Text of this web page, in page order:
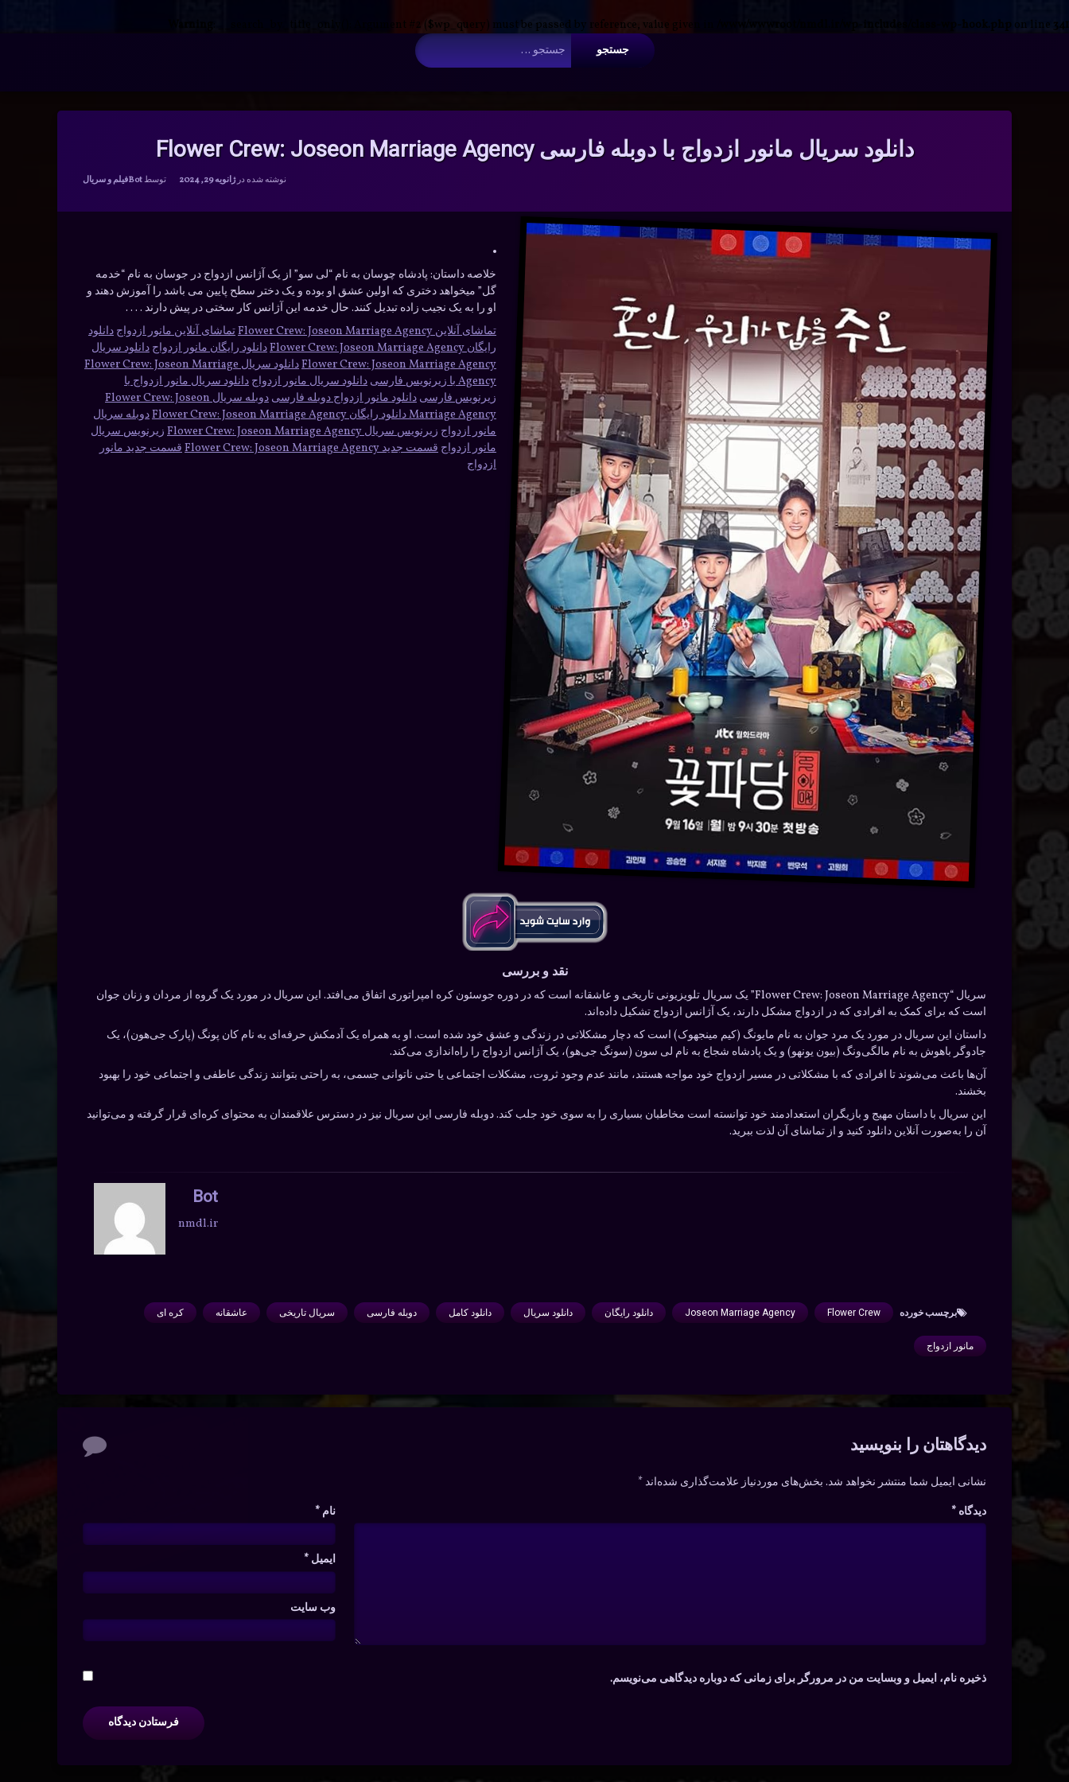
: __search_by_title_only(): Argument #2 ($wp_query) must be passed by reference, value given in /www/wwwroot/nmdl.ir/wp-includes/class-wp-hook.php on line 341
جستجو برای:
دانلود سریال مانور ازدواج با دوبله فارسی Flower Crew: Joseon Marriage Agency
نوشته شده درژانویه 29, 2024 توسطBotدسته بندی ها:
فیلم و سریال
خلاصه داستان:پادشاه چوسان به نام “لی سو” از یک آژانس ازدواج در جوسان به نام “خدمه
گل” میخواهد دختری که اولین عشق او بوده و یک دختر سطح پایین می باشد را آموزش دهند و
او را به یک نجیب زاده تبدیل کنند. حال خدمه این آژانس کار سختی در پیش دارند . . . .
تماشای آنلاین Flower Crew: Joseon Marriage Agency
تماشای آنلاین مانور ازدواج دانلود
رایگان Flower Crew: Joseon Marriage Agency
دانلود رایگان مانور ازدواج دانلود سریال
Flower Crew: Joseon Marriage Agency
دانلود سریال Flower Crew: Joseon Marriage
Agency با زیرنویس فارسی
دانلود سریال مانور ازدواج دانلود سریال مانور ازدواج با
زیرنویس فارسی دانلود مانور ازدواج دوبله فارسی
دوبله سریال Flower Crew: Joseon
Marriage Agency دانلود رایگان Flower Crew: Joseon Marriage Agency
دوبله سریال
مانور ازدواج زیرنویس سریال Flower Crew: Joseon Marriage Agency
زیرنویس سریال
مانور ازدواج قسمت جدید Flower Crew: Joseon Marriage Agency
قسمت جدید مانور
ازدواج
نقد و بررسی
سریال “Flower Crew: Joseon Marriage Agency” یک سریال تلویزیونی تاریخی و عاشقانه است که در دوره جوسئون کره امپراتوری اتفاق می‌افتد. این سریال در مورد یک گروه از مردان و زنان جوان
است که برای کمک به افرادی که در ازدواج مشکل دارند، یک آژانس ازدواج تشکیل داده‌اند.
داستان این سریال در مورد یک مرد جوان به نام مایونگ (کیم مینجهوک) است که دچار مشکلاتی در زندگی و عشق خود شده است. او به همراه یک آدمکش حرفه‌ای به نام کان پونگ (پارک جی‌هون)، یک
جادوگر باهوش به نام مالگی‌ونگ (بیون یونهو) و یک پادشاه شجاع به نام لی سون (سونگ جی‌هو)، یک آژانس ازدواج را راه‌اندازی می‌کند.
آن‌ها باعث می‌شوند تا افرادی که با مشکلاتی در مسیر ازدواج خود مواجه هستند، مانند عدم وجود ثروت، مشکلات اجتماعی یا حتی ناتوانی جسمی، به راحتی بتوانند زندگی عاطفی و اجتماعی خود را بهبود
بخشند.
این سریال با داستان مهیج و بازیگران استعدادمند خود توانسته است مخاطبان بسیاری را به سوی خود جلب کند. دوبله فارسی این سریال نیز در دسترس علاقمندان به محتوای کره‌ای قرار گرفته و می‌توانید
آن را به‌صورت آنلاین دانلود کنید و از تماشای آن لذت ببرید.
Bot
nmdl.ir
برچسب‌ خورده Flower Crew
Joseon Marriage Agency دانلود رایگان دانلود سریال دانلود کامل دوبله فارسی سریال تاریخی عاشقانه کره ای
مانور ازدواج
دیدگاه‌ها
دیدگاهتان را بنویسید
نشانی ایمیل شما منتشر نخواهد شد. بخش‌های موردنیاز علامت‌گذاری شده‌اند*
دیدگاه * نام *
ایمیل *
وب‌ سایت
ذخیره نام، ایمیل و وبسایت من در مرورگر برای زمانی که دوباره دیدگاهی می‌نویسم.